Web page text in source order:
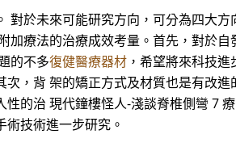
對於未來可能研究方向，可分為四大
加療法的治療成效考量。首先，對於
的不多復健醫療器材 ，希望將來科技
，背 架的矯正方式及材質也是有改
性的治 現代鐘樓怪人-淺談脊椎側彎 7
技術進一步研究。